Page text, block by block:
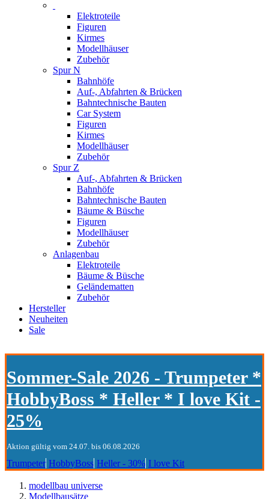
Elektroteile
Figuren
Kirmes
Modellhäuser
Zubehör
Spur N
Bahnhöfe
Auf-, Abfahrten & Brücken
Bahntechnische Bauten
Car System
Figuren
Kirmes
Modellhäuser
Zubehör
Spur Z
Auf-, Abfahrten & Brücken
Bahnhöfe
Bahntechnische Bauten
Bäume & Büsche
Figuren
Modellhäuser
Zubehör
Anlagenbau
Elektroteile
Bäume & Büsche
Geländematten
Zubehör
Hersteller
Neuheiten
Sale
Sommer-Sale 2026 - Trumpeter *
HobbyBoss * Heller * I love Kit -
25%
Aktion gültig vom 24.07. bis 06.08.2026
Trumpeter HobbyBoss Heller - 30% I love Kit
modellbau universe
Modellbausätze